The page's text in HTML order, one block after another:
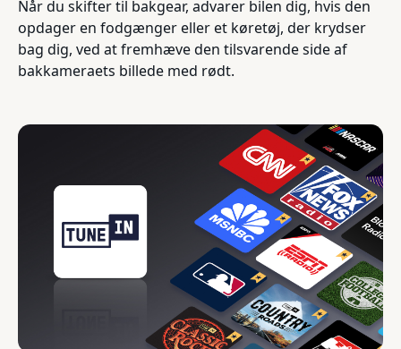
Når du skifter til bakgear, advarer bilen dig, hvis den
opdager en fodgænger eller et køretøj, der krydser
bag dig, ved at fremhæve den tilsvarende side af
bakkameraets billede med rødt.